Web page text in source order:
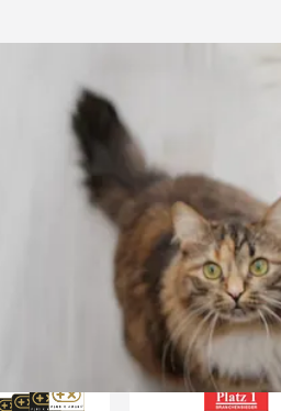
Lieferung und guter
Preis “
08.08.2026